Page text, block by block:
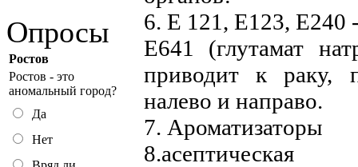
Опросы
Ростов
Ростов - это
аномальный город?
Да
Нет
6. Е 121, Е123,
E641 (глутамат
приводит к раку,
налево и направо.
7. Ароматизаторы